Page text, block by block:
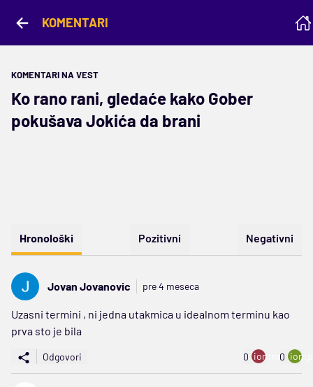
KOMENTARI
KOMENTARI NA VEST
Ko rano rani, gledaće kako Gober
pokušava Jokića da brani
Hronološki Pozitivni Negativni
Jovan Jovanovic pre 4 meseca
Uzasni termini , ni jedna utakmica u idealnom terminu kao
prva sto je bila
Odgovori 0 ion:minus
0